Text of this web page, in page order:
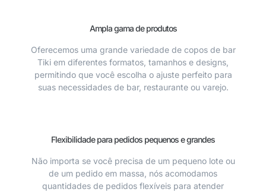
Ampla gama de produtos
Oferecemos uma grande variedade de copos de bar
Tiki em diferentes formatos, tamanhos e designs,
permitindo que você escolha o ajuste perfeito para
suas necessidades de bar, restaurante ou varejo.
Flexibilidade para pedidos pequenos e grandes
Não importa se você precisa de um pequeno lote ou
de um pedido em massa, nós acomodamos
quantidades de pedidos flexíveis para atender